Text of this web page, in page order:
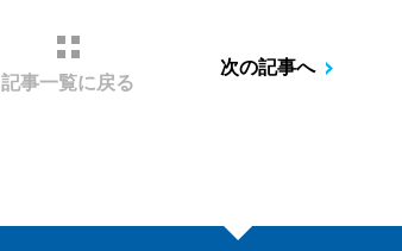
記事一覧に戻る
次の記事へ